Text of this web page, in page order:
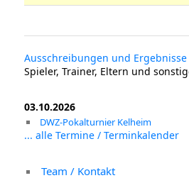
Ausschreibungen und
Spieler, Trainer, Eltern und
03.10.2026
DWZ-Pokalturnier Kelheim
... alle Termine / Terminkalender
Team / Kontakt